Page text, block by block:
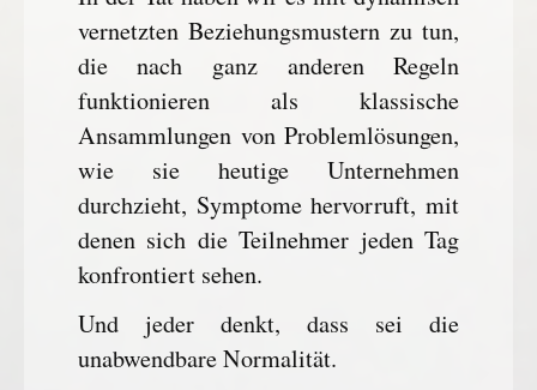
vernetzten Beziehungsmustern zu tun,
die nach ganz anderen Regeln
funktionieren als klassische
Ansammlungen von Problemlösungen,
wie sie heutige Unternehmen
durchzieht, Symptome hervorruft, mit
denen sich die Teilnehmer jeden Tag
konfrontiert sehen.
Und jeder denkt, dass sei die
unabwendbare Normalität.